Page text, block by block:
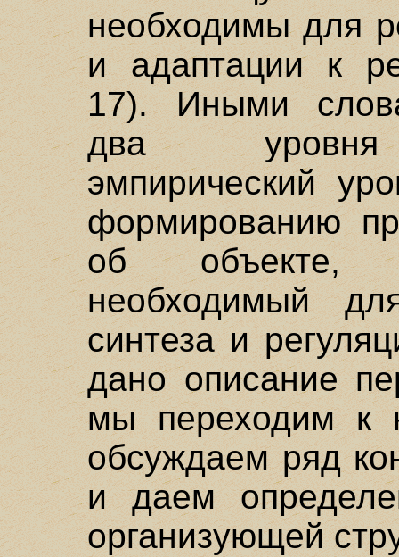
необходимы для
и адаптации к
17). Иными
два уровня
эмпирический
формированию
об объекте,
необходимый
синтеза и
дано описание
мы переходим к
обсуждаем ряд
и даем
организующей